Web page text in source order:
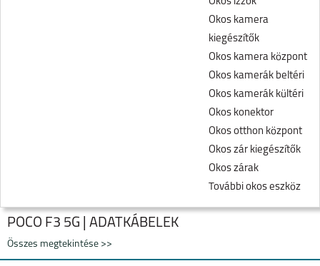
Okos kamera
kiegészítők
Okos kamera központ
Okos kamerák beltéri
Okos kamerák kültéri
Okos konektor
Okos otthon központ
Okos zár kiegészítők
Okos zárak
További okos eszköz
POCO F3 5G | ADATKÁBELEK
Összes megtekintése >>